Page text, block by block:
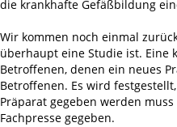
die krankhafte Gefäßbildung
Wir kommen noch einmal
überhaupt eine Studie ist. Eine
Betroffenen, denen ein neues
Betroffenen. Es wird
Präparat gegeben werden
Fachpresse gegeben.